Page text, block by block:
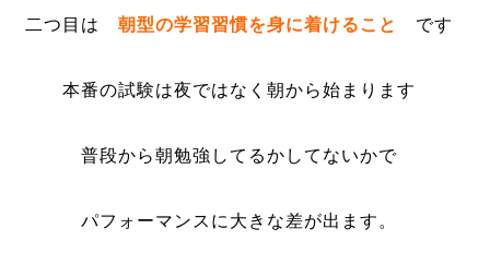
二つ目は 朝型の学習習慣を身に着けること です
本番の試験は夜ではなく朝から始まります
普段から朝勉強してるかしてないかで
パフォーマンスに大きな差が出ます。